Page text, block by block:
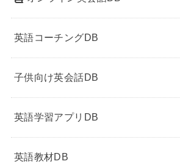
英語コーチングDB
子供向け英会話DB
英語学習アプリDB
英語教材DB